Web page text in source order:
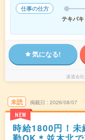
仕事の仕方
テキパキ
気になる!
派遣会社
未読
NEW
掲載日 2026/08/07
時給1800円！